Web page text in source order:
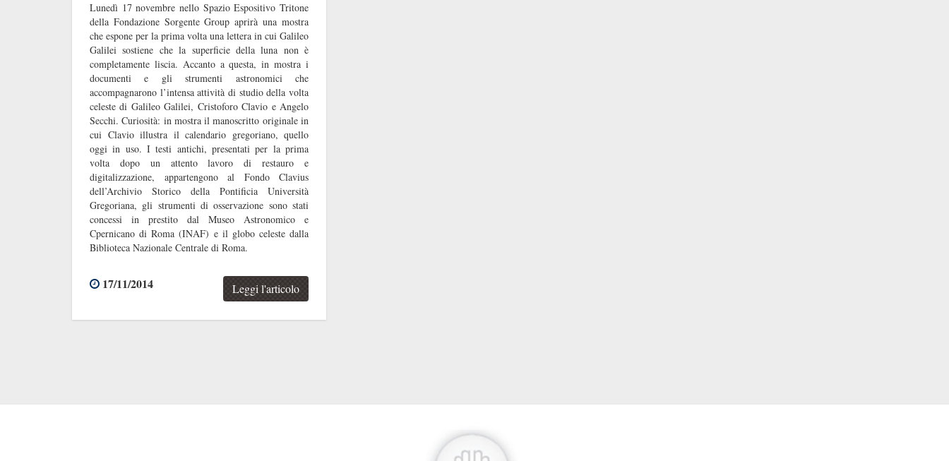
Lunedì 17 novembre nello Spazio Espositivo Tritone
della Fondazione Sorgente Group aprirà una mostra
che espone per la prima volta una lettera in cui Galileo
Galilei sostiene che la superficie della luna non è
completamente liscia. Accanto a questa, in mostra i
documenti e gli strumenti astronomici che
accompagnarono l’intensa attività di studio della volta
celeste di Galileo Galilei, Cristoforo Clavio e Angelo
Secchi. Curiosità: in mostra il manoscritto originale in
cui Clavio illustra il calendario gregoriano, quello
oggi in uso. I testi antichi, presentati per la prima
volta dopo un attento lavoro di restauro e
digitalizzazione, appartengono al Fondo Clavius
dell’Archivio Storico della Pontificia Università
Gregoriana, gli strumenti di osservazione sono stati
concessi in prestito dal Museo Astronomico e
Cpernicano di Roma (INAF) e il globo celeste dalla
Biblioteca Nazionale Centrale di Roma.
17/11/2014 Leggi l'articolo